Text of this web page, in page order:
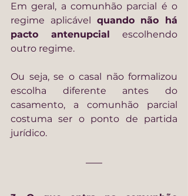
Em geral, a comunhão parcial é o
regime aplicável quando não há
pacto antenupcial escolhendo
outro regime.
Ou seja, se o casal não formalizou
escolha diferente antes do
casamento, a comunhão parcial
costuma ser o ponto de partida
jurídico.